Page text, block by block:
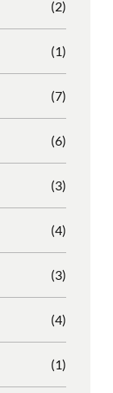
(2)
(1)
(7)
(6)
(3)
(4)
(3)
(4)
(1)